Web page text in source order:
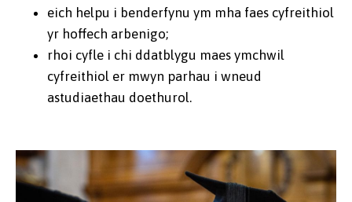
eich helpu i benderfynu ym mha faes cyfreithiol
yr hoffech arbenigo;
rhoi cyfle i chi ddatblygu maes ymchwil
cyfreithiol er mwyn parhau i wneud
astudiaethau doethurol.